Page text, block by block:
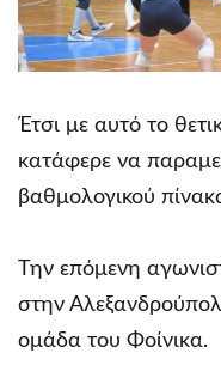
Έτσι με αυτό το
κατάφερε να
βαθμολογικού
Την επόμενη
στην
ομάδα του Φοίνικα.